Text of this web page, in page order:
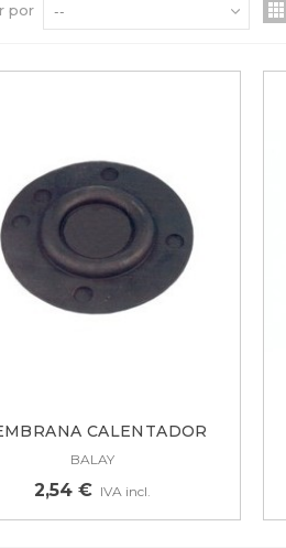
por --
CALENTADOR
BALAY,...
BALAY
2,54 € IVA incl.